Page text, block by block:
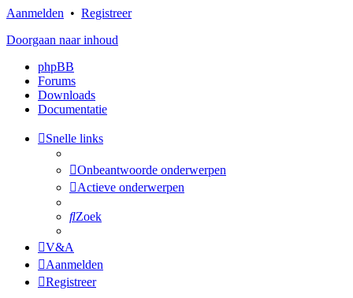
Aanmelden • Registreer
Doorgaan naar inhoud
phpBB
Forums
Downloads
Documentatie
Snelle links
Onbeantwoorde onderwerpen
Actieve onderwerpen
Zoek
V&A
Aanmelden
Registreer